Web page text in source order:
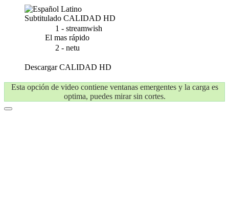
Subtitulado CALIDAD HD
1 - streamwish
El mas rápido
2 - netu
DescargarCALIDAD HD
Esta opción de video contiene ventanas emergentes y la carga es
optima, puedes mirar sin cortes.